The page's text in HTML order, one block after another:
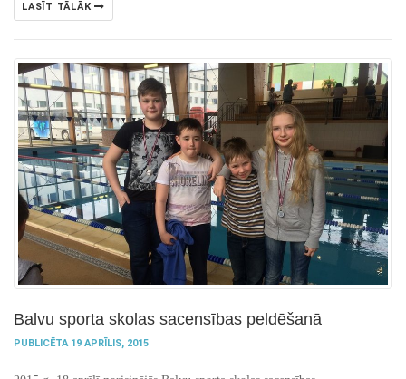
LASĪT TĀLĀK
Balvu sporta skolas sacensības peldēšanā
PUBLICĒTA 19 APRĪLIS, 2015